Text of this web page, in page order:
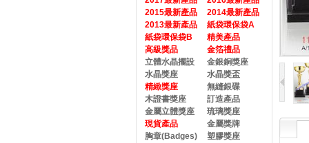
2015最新產品
2014最新產品
2013最新產品
紙袋環保袋A
紙袋環保袋B
精美產品
高級獎品
金箔禮品
立體水晶擺設
金銀銅獎座
水晶獎座
水晶獎盃
精緻獎座
無縫銀碟
木證書獎座
訂造產品
金屬立體獎座
琉璃獎座
現貨產品
金屬獎牌
胸章(Badges)
塑膠獎座